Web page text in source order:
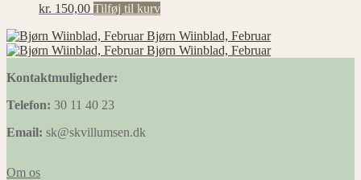
kr. 150,00 Tilføj til kurv
Bjørn Wiinblad, Februar
Bjørn Wiinblad, Februar
Kontaktmuligheder:
Telefon: 30 11 40 23
Email: sk@skvillumsen.dk
Om os